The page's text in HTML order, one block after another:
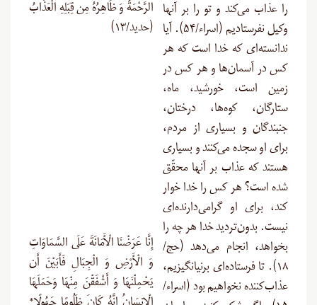
را عذاب می‌کند و تو را بر آنها
وکیل نفرستادیم (اسراء/۵۴). آیا
ندانسته‌ای که خدا است که هر
کس در آسمان‌ها و هر کس در
زمین است، خورشید، ماه،
ستارگان، کوه‌‍‌ها، درختان،
جنبندگان و بسیاری از مردم،
برای او سجده می‌کنند و بسیاری
هستند که عذاب بر آنها محقّق
شده است؟ هر کس را خدا خوار
کند، برای او گرامی‌دارنده‌ای
نیست. بدون‌تردید خدا هر چه را
بخواهد، انجام می‌دهد (حج/
۱۸). تا فرستاده‌ای برنیانگیزیم،
عذا‌ب‌کننده نخواهیم بود (اسراء/
الرَّحْمَةُ وَ ظَاهِرُهُ مِن قِبَلِهِ الْعَذَابُ
(حديد/۱۳)
إِنَّا عَرَضْنَا الْأَمَانَةَ عَلَى السَّمَاوَاتِ
وَ الْأَرْضِ وَ الْجِبَالِ فَأَبَيْنَ أَن
يَحْمِلْنَهَا وَ أَشْفَقْنَ مِنْهَا وَحَمَلَهَا